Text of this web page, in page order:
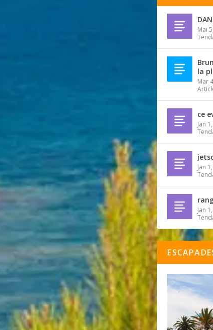
Mai
la
Mar
ce
Jan
Jan
Jan